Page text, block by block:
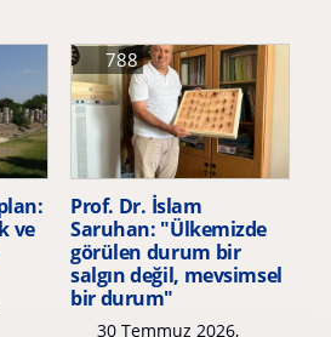
ve
Prof. Dr. İslam
Saruhan: "Ülkemizde
görülen durum bir
salgın değil, mevsimsel
bir durum"
30 Temmuz 2026,
788